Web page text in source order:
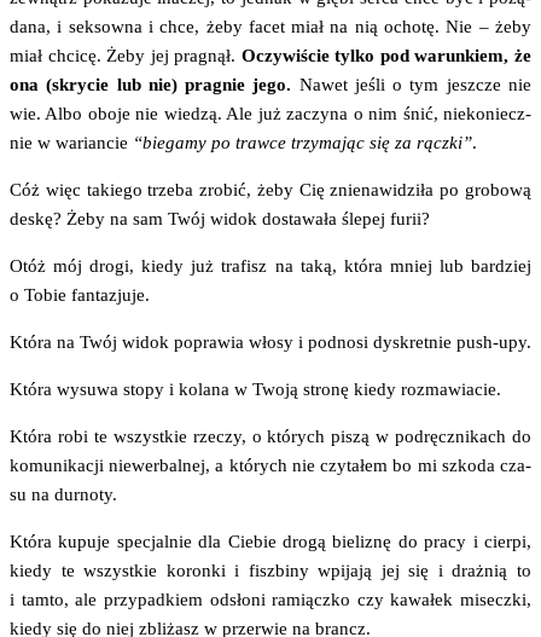
da­na, i sek­sow­na i chce, żeby facet miał na nią ocho­tę. Nie – żeby
miał chci­cę. Żeby jej pra­gnął. Oczy­wi­ście tyl­ko pod warun­kiem, że
ona (skry­cie lub nie) pra­gnie jego. Nawet jeśli o tym jesz­cze nie
wie. Albo obo­je nie wie­dzą. Ale już zaczy­na o nim śnić, nie­ko­niecz­
nie w warian­cie “bie­ga­my po traw­ce trzy­ma­jąc się za rącz­ki”.
Cóż więc takie­go trze­ba zro­bić, żeby Cię znie­na­wi­dzi­ła po gro­bo­wą
deskę? Żeby na sam Twój widok dosta­wa­ła śle­pej furii?
Otóż mój dro­gi, kie­dy już tra­fisz na taką, któ­ra mniej lub bar­dziej
o Tobie fantazjuje.
Któ­ra na Twój widok popra­wia wło­sy i pod­no­si dys­kret­nie push-upy.
Któ­ra wysu­wa sto­py i kola­na w Two­ją stro­nę kie­dy rozmawiacie.
Któ­ra robi te wszyst­kie rze­czy, o któ­rych piszą w pod­ręcz­ni­kach do
komu­ni­ka­cji nie­wer­bal­nej, a któ­rych nie czy­ta­łem bo mi szko­da cza­
su na durnoty.
Któ­ra kupu­je spe­cjal­nie dla Cie­bie dro­gą bie­li­znę do pra­cy i cier­pi,
kie­dy te wszyst­kie koron­ki i fisz­bi­ny wpi­ja­ją jej się i draż­nią to
i tam­to, ale przy­pad­kiem odsło­ni ramiącz­ko czy kawa­łek misecz­ki,
kie­dy się do niej zbli­żasz w prze­rwie na brancz.